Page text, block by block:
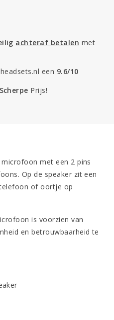
achteraf betalen met
een 9.6/10
Scherpe Prijs!
met een 2 pins
Op de speaker zit een
of oortje op
is voorzien van
en betrouwbaarheid te